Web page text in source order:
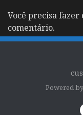
Você precisa fazer
comentário.
Powered